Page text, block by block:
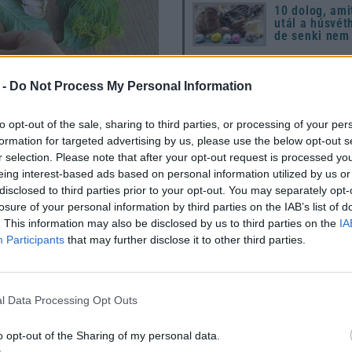
Do Not Process My Personal Information
opt-out of the sale, sharing to third parties, or processing of your
for targeted advertising by us, please use the below opt-out
selection. Please note that after your opt-out request is processed
interest-based ads based on personal information utilized by us
to third parties prior to your opt-out. You may separately
of your personal information by third parties on the IAB’s list of
This information may also be disclosed by us to third parties on the
Participants that may further disclose it to other third parties.
Data Processing Opt Outs
opt-out of the Sharing of my personal data.
végüknélX alakban
a kapor felét.
tesszük a maradék kaprot.
könnyebb legyen
Ezzel a
napos, meleg helyre
eltávolítjuk, és hűtőbe
10 dolog,
utál a
de senki
modern